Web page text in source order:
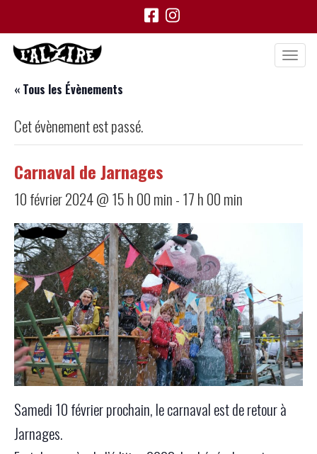
« Tous les Évènements
Cet évènement est passé.
Carnaval de Jarnages
10 février 2024 @ 15 h 00 min-17 h 00 min
Samedi 10 février prochain, le carnaval est de retour à
Jarnages.